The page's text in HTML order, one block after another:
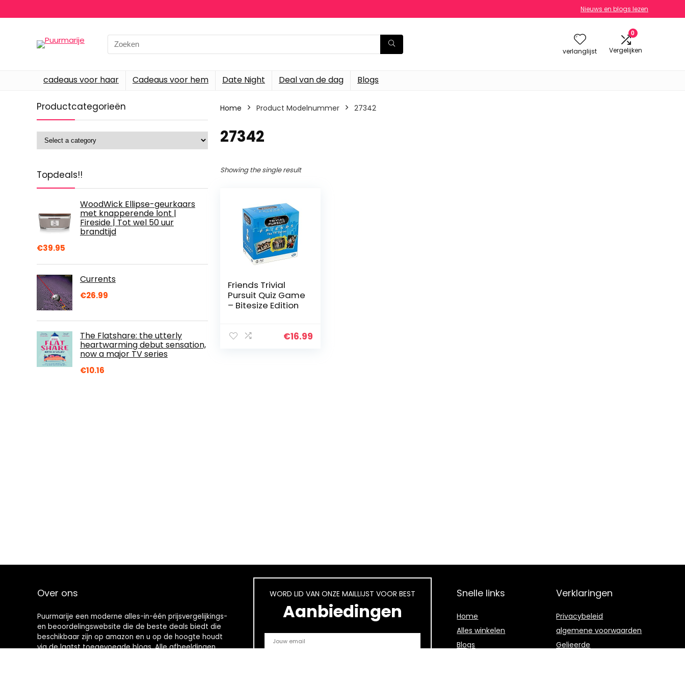
Nieuws en blogs lezen
Search
for:
verlanglijst
0
Vergelijken
cadeaus voor haar Cadeaus voor hem Date Night Deal van de dag Blogs
Productcategorieën
Topdeals!!
WoodWick Ellipse-geurkaars
met knapperende lont |
Fireside | Tot wel 50 uur
brandtijd
€39.95
Currents
€26.99
The Flatshare: the utterly
heartwarming debut sensation,
now a major TV series
€10.16
Home Product Modelnummer ‎27342
‎27342
Showing the single result
Friends Trivial
Pursuit Quiz Game
– Bitesize Edition
€16.99
Over ons
Puurmarije een moderne alles-in-één prijsvergelijkings-
en beoordelingswebsite die de beste deals biedt die
beschikbaar zijn op amazon en u op de hoogte houdt
via de laatst toegevoegde blogs. Alle afbeeldingen
WORD LID VAN ONZE MAILLIJST VOOR BEST
Aanbiedingen
Snelle links
Home
Alles winkelen
Blogs
Verklaringen
Privacybeleid
algemene voorwaarden
Gelieerde